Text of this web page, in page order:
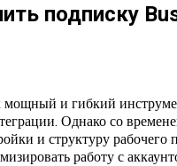
подписку
мощный и гибкий
Однако со
и структуру
работу с